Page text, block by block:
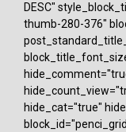
DESC"
thumb-280-376"
hide_cat="true"